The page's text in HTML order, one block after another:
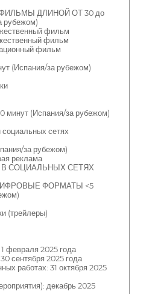
ДЛИНОЙ ОТ 30 до
рубежом)
фильм
фильм
фильм
(Испания/за рубежом)
(Испания/за рубежом)
сетях
за рубежом)
реклама
СОЦИАЛЬНЫХ СЕТЯХ
ФОРМАТЫ <5
(трейлеры)
февраля 2025 года
сентября 2025 года
работах: 31 октября 2025
декабрь 2025